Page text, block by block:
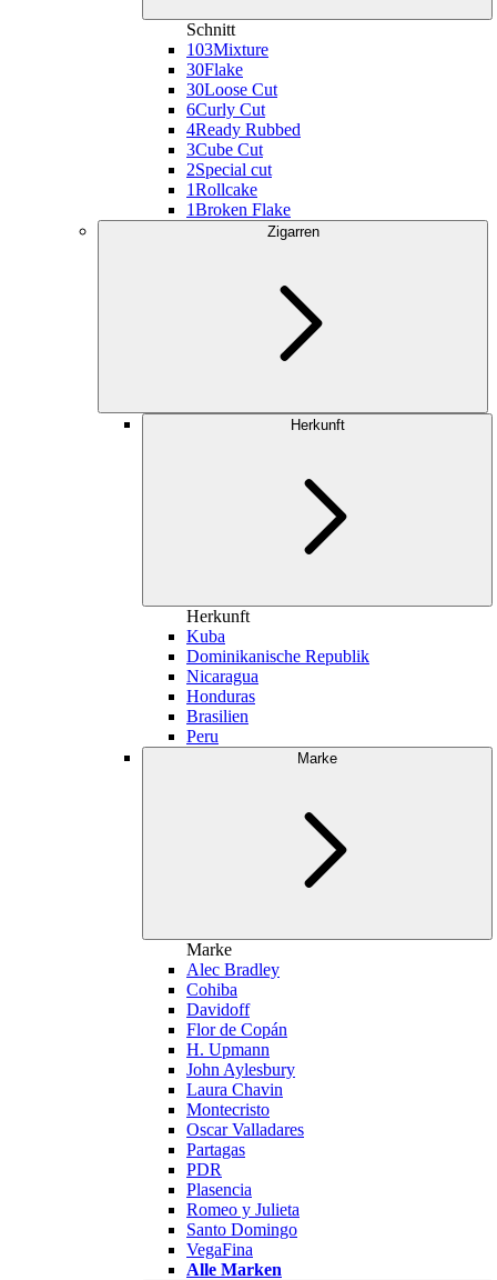
Schnitt
103Mixture
30Flake
30Loose Cut
6Curly Cut
4Ready Rubbed
3Cube Cut
2Special cut
1Rollcake
1Broken Flake
Zigarren
Herkunft
Herkunft
Kuba
Dominikanische Republik
Nicaragua
Honduras
Brasilien
Peru
Marke
Marke
Alec Bradley
Cohiba
Davidoff
Flor de Copán
H. Upmann
John Aylesbury
Laura Chavin
Montecristo
Oscar Valladares
Partagas
PDR
Plasencia
Romeo y Julieta
Santo Domingo
VegaFina
Alle Marken